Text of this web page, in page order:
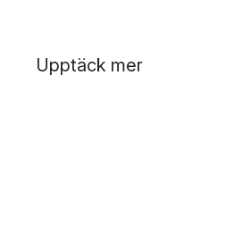
Upptäck mer